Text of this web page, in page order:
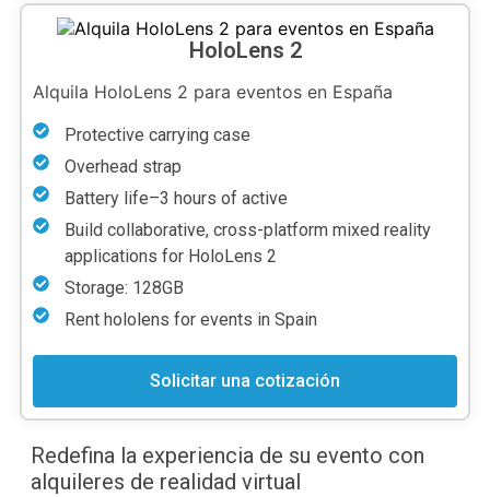
HoloLens 2
Alquila HoloLens 2 para eventos en España
Protective carrying case
Overhead strap
Battery life–3 hours of active
Build collaborative, cross-platform mixed reality
applications for HoloLens 2
Storage: 128GB
Rent hololens for events in Spain
Solicitar una cotización
Redefina la experiencia de su evento con
alquileres de realidad virtual